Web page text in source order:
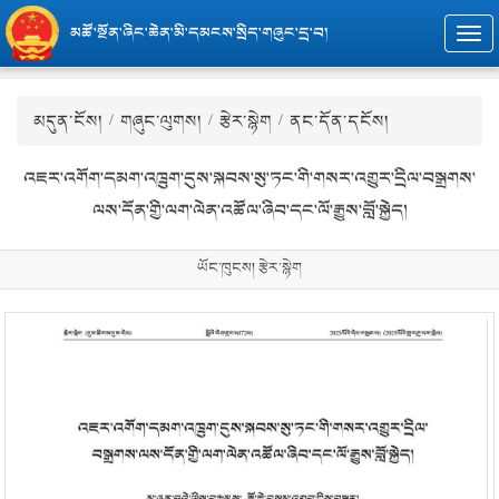
མཚོ་སྔོན་ཞིང་ཆེན་མི་དམངས་སྲིད་གཞུང་དྲ་བ།
མདུན་ངོས། / གཞུང་ལུགས། / རྩེར་སྙེག / ནང་དོན་དངོས།
འཇར་འགོག་དམག་འཁྲུག་དུས་སྐབས་སུ་ཏང་གི་གསར་འགྱུར་དྲིལ་བསྒྲགས་
ལས་དོན་གྱི་ལག་ལེན་འཚོལ་ཞིབ་དང་ལོ་རྒྱུས་བློ་སྐྱེད།
ཡོང་ཁུངས། རྩེར་སྙེག